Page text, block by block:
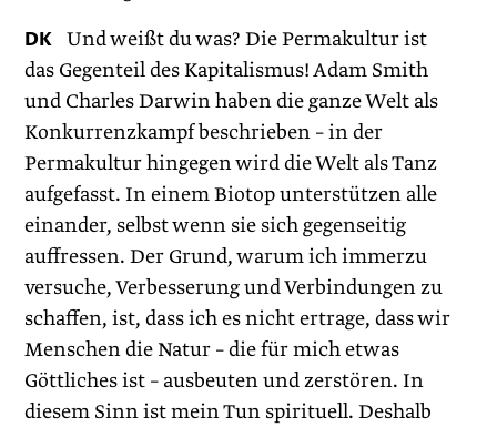
DK Und weißt du was? Die Permakultur ist
das Gegenteil des Kapitalismus! Adam Smith
und Charles Darwin haben die ganze Welt als
Konkurrenzkampf beschrieben – in der
Permakultur hingegen wird die Welt als Tanz
aufgefasst. In einem Biotop unterstützen alle
einander, selbst wenn sie sich gegenseitig
auffressen. Der Grund, warum ich immerzu
versuche, Verbesserung und Verbindungen zu
schaffen, ist, dass ich es nicht ertrage, dass wir
Menschen die Natur – die für mich etwas
Göttliches ist – ausbeuten und zerstören. In
diesem Sinn ist mein Tun spirituell. Deshalb